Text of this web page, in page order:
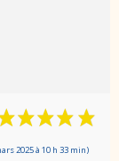
2025 à 10 h 33 min)